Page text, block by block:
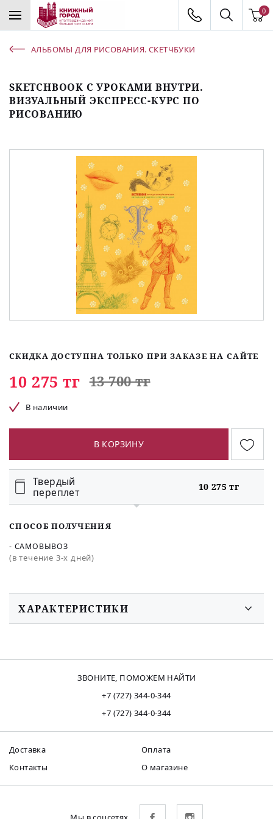
0
АЛЬБОМЫ ДЛЯ РИСОВАНИЯ. СКЕТЧБУКИ
SKETCHBOOK С УРОКАМИ ВНУТРИ.
ВИЗУАЛЬНЫЙ ЭКСПРЕСС-КУРС ПО
РИСОВАНИЮ
СКИДКА ДОСТУПНА ТОЛЬКО ПРИ ЗАКАЗЕ НА САЙТЕ
10 275 тг 13 700 тг
В наличии
В КОРЗИНУ
Твердый
переплет
10 275 тг
СПОСОБ ПОЛУЧЕНИЯ
- САМОВЫВОЗ
(в течение 3-х дней)
ХАРАКТЕРИСТИКИ
ЗВОНИТЕ, ПОМОЖЕМ НАЙТИ
+7 (727) 344-0-344
+7 (727) 344-0-344
Доставка
Оплата
Контакты
О магазине